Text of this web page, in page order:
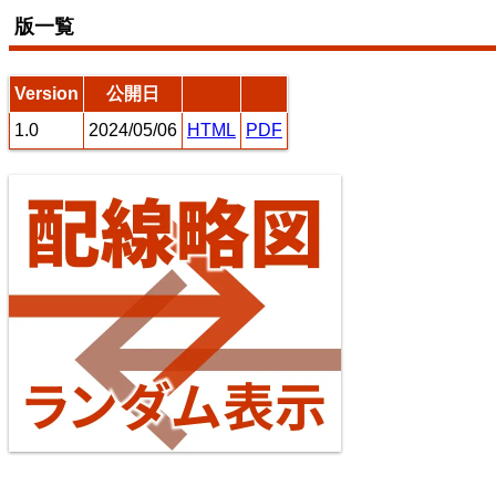
常磐線（上野～いわき）
版一覧
Version
公開日
1.0
2024/05/06 HTML PDF